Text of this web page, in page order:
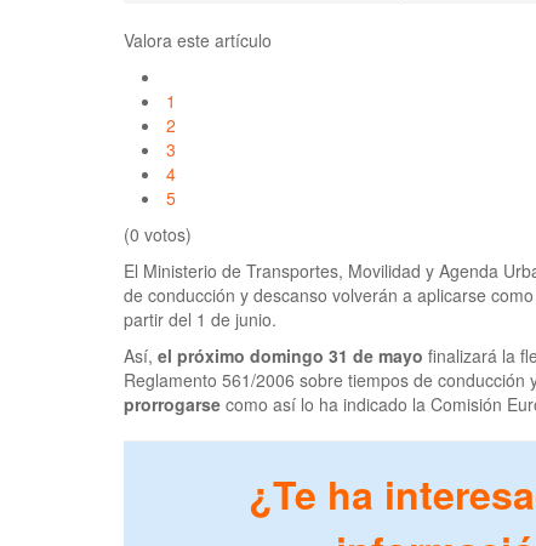
Valora este artículo
1
2
3
4
5
(0 votos)
El Ministerio de Transportes, Movilidad y Agenda
de conducción y descanso volverán a aplicarse
partir del 1 de junio.
Así, el próximo domingo 31 de mayo finalizará la
Reglamento 561/2006 sobre tiempos de conducción
prorrogarse como así lo ha indicado la Comisión
¿Te ha